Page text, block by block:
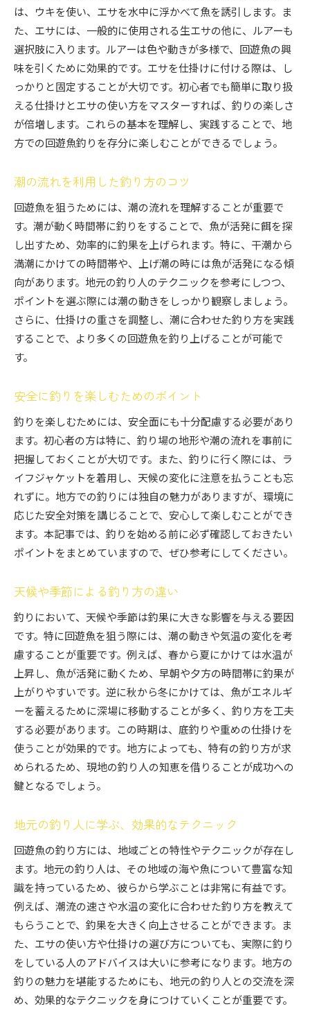
地域別に見る、回遊魚のベストシーズン
初心者が避けたい釣りの落とし穴
地元の釣りクラブに参加してみよう
釣り場でのマナーとルールを学ぶ
釣果を上げるためのタイミングの取り方
初心者必見！地方で回遊魚を釣るためのステップバ
イステップガイド
釣り始める前に確認するべきこと
釣り場でのエサの付け方と仕掛けの扱い
釣りのプロセスをしっかりと理解する
釣り後の片付けと次へのステップ
初心者が陥りやすい失敗とその解決策
地方で安心して楽しむ回遊魚釣りの基本と魅力
安全な釣りのための服装と装備
地元の釣り具店での相談方法
釣りの合間に楽しむ地元の食文化
地方の釣り文化を知ることで広がる楽しみ
回遊魚を釣る！地方の自然を満喫できる初心者向け
の釣り方
地方の豊かな自然と共に楽しむ釣り
初心者でも気軽に参加できる釣りイベント
自然環境に配慮した釣りの楽しみ方
釣りを通じて体験する季節の変化
地方の自然を守るための釣りの心構え
初心者におすすめの地方釣りスポットで回遊魚を釣
る方法
初心者に優しい釣りスポットの条件
地元の人に聞く、おすすめの釣り場
地域の釣り大会に参加してみよう
釣りスポットの選び方と目的別ガイド
回遊魚が集まりやすいスポットの見極め方
初心者でも成果を上げやすい釣りスポット
は、ウキを使い、エサを水中に浮かべて魚を誘引します。ま
た、エサには、一般的に使用される生エサの他に、ルアーも
選択肢に入ります。ルアーは色や動きが多様で、回遊魚の興
味を引くために効果的です。エサを仕掛けに付ける際は、し
っかりと固定することが大切です。初心者でも簡単に取り扱
える仕掛けとエサの使い方をマスターすれば、釣りの楽しさ
が倍増します。これらの基本を理解し、実践することで、地
方での回遊魚釣りを存分に楽しむことができるでしょう。
潮の流れを利用した釣り方のコツ
回遊魚を狙うためには、潮の流れを理解することが重要で
す。潮が動く時間帯に釣りをすることで、魚が活発に餌を探
し出すため、効率的に釣果を上げられます。特に、干潮から
満潮にかけての時間帯や、上げ潮の時には魚が活発になる傾
向があります。地元の釣り人のテクニックを参考にしつつ、
ポイントを選ぶ際には潮の動きをしっかり観察しましょう。
さらに、仕掛けの重さを調整し、潮に合わせた釣り方を実践
することで、より多くの回遊魚を釣り上げることが可能で
す。
安全に釣りを楽しむためのポイント
釣りを楽しむためには、安全面にも十分配慮する必要があり
ます。初心者の方は特に、釣り場の地形や潮の流れを事前に
把握しておくことが大切です。また、釣りに行く際には、ラ
イフジャケットを着用し、天候の変化に注意を払うことも忘
れずに。地方での釣りには独自の魅力がありますが、環境に
応じた安全対策を講じることで、安心して楽しむことができ
ます。本記事では、釣りを始める前に必ず確認しておきたい
ポイントをまとめていますので、ぜひ参考にしてください。
天候や季節による釣り方の違い
釣りにおいて、天候や季節は釣果に大きな影響を与える要因
です。特に回遊魚を狙う際には、潮の動きや気温の変化を考
慮することが重要です。例えば、春から夏にかけては水温が
上昇し、魚が活発に動くため、早朝や夕方の時間帯に釣果が
上がりやすいです。逆に秋から冬にかけては、魚がエネルギ
ーを蓄えるために深場に移動することが多く、釣り方を工夫
する必要があります。この時期は、底釣りや重めの仕掛けを
使うことが効果的です。地方によっても、特有の釣り方が求
められるため、現地の釣り人の知恵を借りることが成功への
鍵となるでしょう。
地元の釣り人に学ぶ、効果的なテクニック
回遊魚の釣り方には、地域ごとの特性やテクニックが存在し
ます。地元の釣り人は、その地域の海や魚について豊富な知
識を持っているため、彼らから学ぶことは非常に有益です。
例えば、潮流の速さや水温の変化に合わせた釣り方を教えて
もらうことで、釣果を大きく向上させることができます。ま
た、エサの使い方や仕掛けの選び方についても、実際に釣り
をしている人のアドバイスは大いに参考になります。地方の
釣りの魅力を堪能するためにも、地元の釣り人との交流を深
め、効果的なテクニックを身につけていくことが重要です。